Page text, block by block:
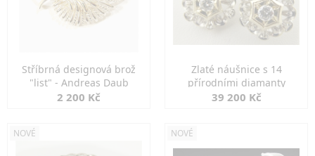
Stříbrná designová brož
"list" - Andreas Daub
2 200 Kč
Zlaté náušnice s 14
přírodními diamanty
39 200 Kč
NOVÉ NOVÉ